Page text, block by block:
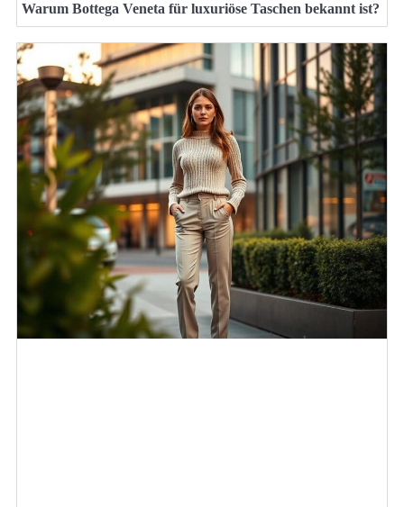
Warum Bottega Veneta für luxuriöse Taschen bekannt ist?